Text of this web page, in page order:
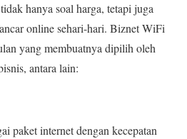
hanya soal harga, tetapi juga
online sehari-hari. Biznet WiFi
yang membuatnya dipilih oleh
antara lain:
paket internet dengan kecepatan